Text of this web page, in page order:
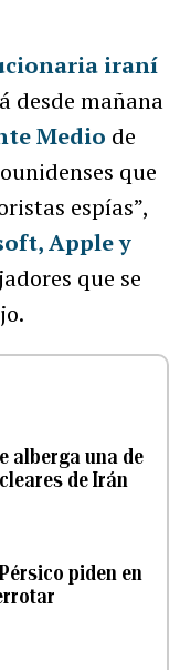
iraní
desde mañana
Medio de
que
espías”,
Apple y
que se
alberga una de
de Irán
piden en